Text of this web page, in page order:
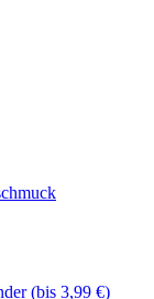
(bis 3,99 €)